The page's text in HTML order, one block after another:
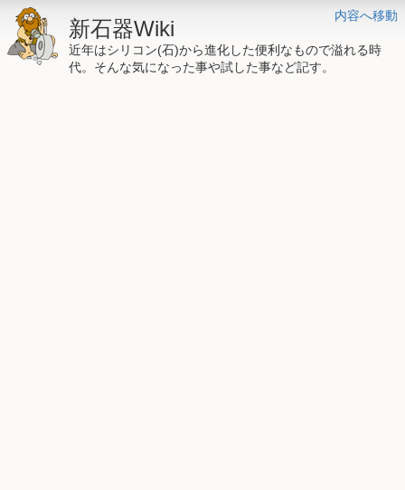
内容へ移動
新石器Wiki
近年はシリコン(石)から進化した便利なもので溢れる時
代。そんな気になった事や試した事など記す。